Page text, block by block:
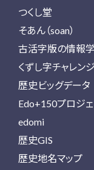
つくし堂
そあん（soan）
古活字版の情報
くずし字チャレンジ
歴史ビッグデータ
Edo+150プロジェ
edomi
歴史GIS
歴史地名マップ